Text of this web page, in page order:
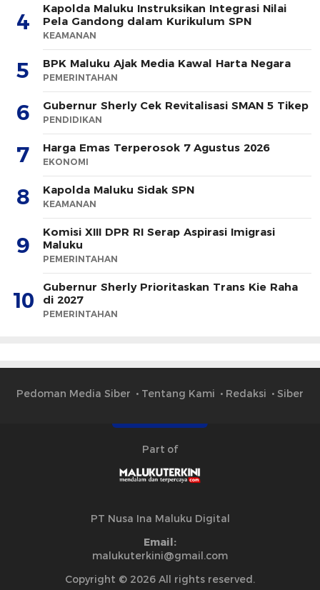
4
Kapolda Maluku Instruksikan Integrasi Nilai
Pela Gandong dalam Kurikulum SPN
KEAMANAN
5 BPK Maluku Ajak Media Kawal Harta Negara
PEMERINTAHAN
6 Gubernur Sherly Cek Revitalisasi SMAN 5 Tikep
PENDIDIKAN
7 Harga Emas Terperosok 7 Agustus 2026
EKONOMI
8 Kapolda Maluku Sidak SPN
KEAMANAN
9
Komisi XIII DPR RI Serap Aspirasi Imigrasi
Maluku
PEMERINTAHAN
10
Gubernur Sherly Prioritaskan Trans Kie Raha
di 2027
PEMERINTAHAN
Pedoman Media Siber Tentang Kami Redaksi Siber
Part of
PT Nusa Ina Maluku Digital
Email:
malukuterkini@gmail.com
Copyright © 2026 All rights reserved.